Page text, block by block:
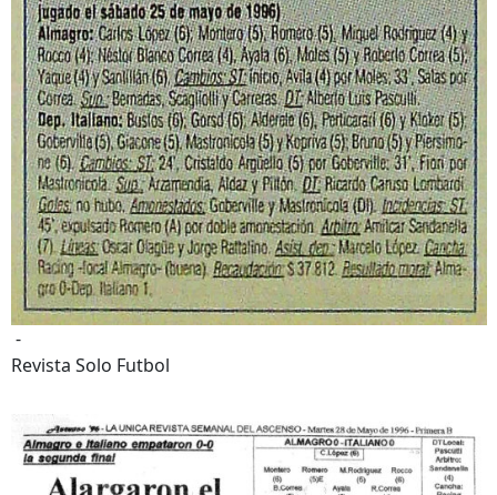
-
Revista Solo Futbol